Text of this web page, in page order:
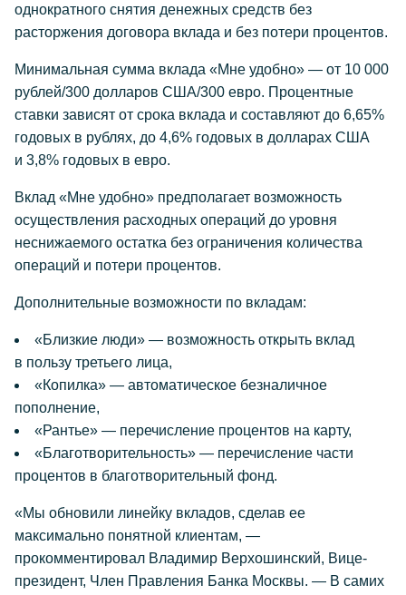
однократного снятия денежных средств без
расторжения договора вклада и без потери процентов.
Минимальная сумма вклада «Мне удобно» — от 10 000
рублей/300 долларов США/300 евро. Процентные
ставки зависят от срока вклада и составляют до 6,65%
годовых в рублях, до 4,6% годовых в долларах США
и 3,8% годовых в евро.
Вклад «Мне удобно» предполагает возможность
осуществления расходных операций до уровня
неснижаемого остатка без ограничения количества
операций и потери процентов.
Дополнительные возможности по вкладам:
«Близкие люди» — возможность открыть вклад
в пользу третьего лица,
«Копилка» — автоматическое безналичное
пополнение,
«Рантье» — перечисление процентов на карту,
«Благотворительность» — перечисление части
процентов в благотворительный фонд.
«Мы обновили линейку вкладов, сделав ее
максимально понятной клиентам, —
прокомментировал Владимир Верхошинский, Вице-
президент, Член Правления Банка Москвы. — В самих